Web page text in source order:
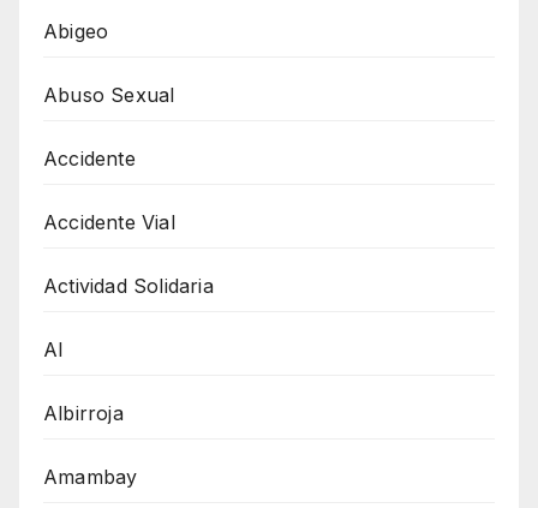
Abigeo
Abuso Sexual
Accidente
Accidente Vial
Actividad Solidaria
AI
Albirroja
Amambay